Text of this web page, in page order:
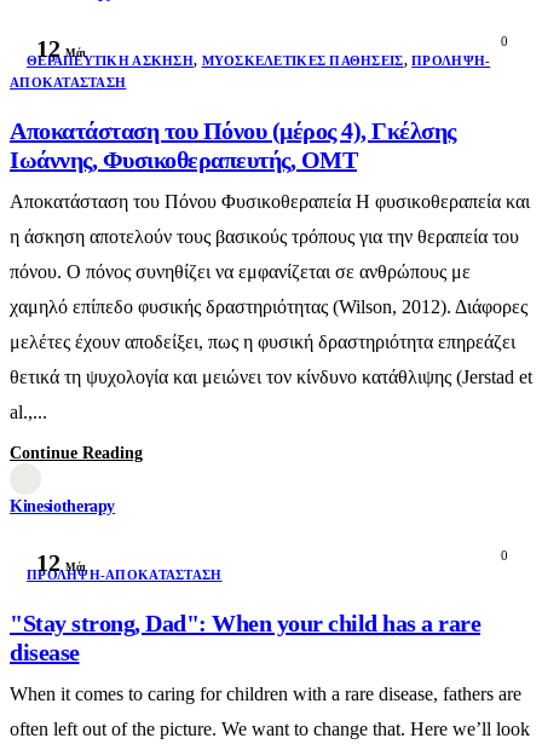
12 Μάι
0
ΘΕΡΑΠΕΥΤΙΚΉ ΆΣΚΗΣΗ, ΜΥΟΣΚΕΛΕΤΙΚΈΣ ΠΑΘΉΣΕΙΣ,ΠΡΌΛΗΨΗ-
ΑΠΟΚΑΤΆΣΤΑΣΗ
Αποκατάσταση του Πόνου (μέρος 4), Γκέλσης
Ιωάννης, Φυσικοθεραπευτής, ΟΜΤ
Αποκατάσταση του Πόνου Φυσικοθεραπεία Η φυσικοθεραπεία και
η άσκηση αποτελούν τους βασικούς τρόπους για την θεραπεία του
πόνου. Ο πόνος συνηθίζει να εμφανίζεται σε ανθρώπους με
χαμηλό επίπεδο φυσικής δραστηριότητας (Wilson, 2012). Διάφορες
μελέτες έχουν αποδείξει, πως η φυσική δραστηριότητα επηρεάζει
θετικά τη ψυχολογία και μειώνει τον κίνδυνο κατάθλιψης (Jerstad et
al.,...
Continue Reading
Kinesiotherapy
12 Μάι
0
ΠΡΌΛΗΨΗ-ΑΠΟΚΑΤΆΣΤΑΣΗ
"Stay strong, Dad": When your child has a rare
disease
When it comes to caring for children with a rare disease, fathers are
often left out of the picture. We want to change that. Here we’ll look